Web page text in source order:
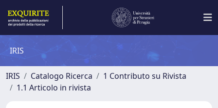
IRIS
IRIS Catalogo Ricerca
1 Contributo su Rivista
1.1 Articolo in rivista